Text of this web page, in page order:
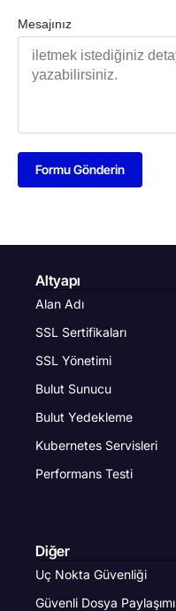
Mesajınız
Formu Gönderin
Altyapı
Alan Adı
SSL Sertifikaları
SSL Yönetimi
Bulut Sunucu
Bulut Yedekleme
Kubernetes Servisleri
Performans Testi
Diğer
Uç Nokta Güvenliği
Güvenli Dosya Paylaşımı